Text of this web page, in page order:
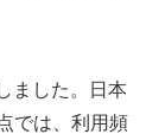
ました。日本
では、利用頻